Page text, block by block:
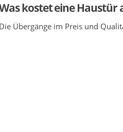
kostet eine Haustür
Die Übergänge im Preis und